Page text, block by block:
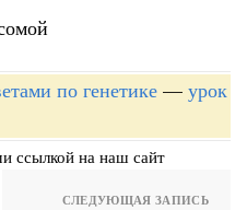
по генетике — урок
ссылкой на наш сайт
СЛЕДУЮЩАЯ ЗАПИСЬ